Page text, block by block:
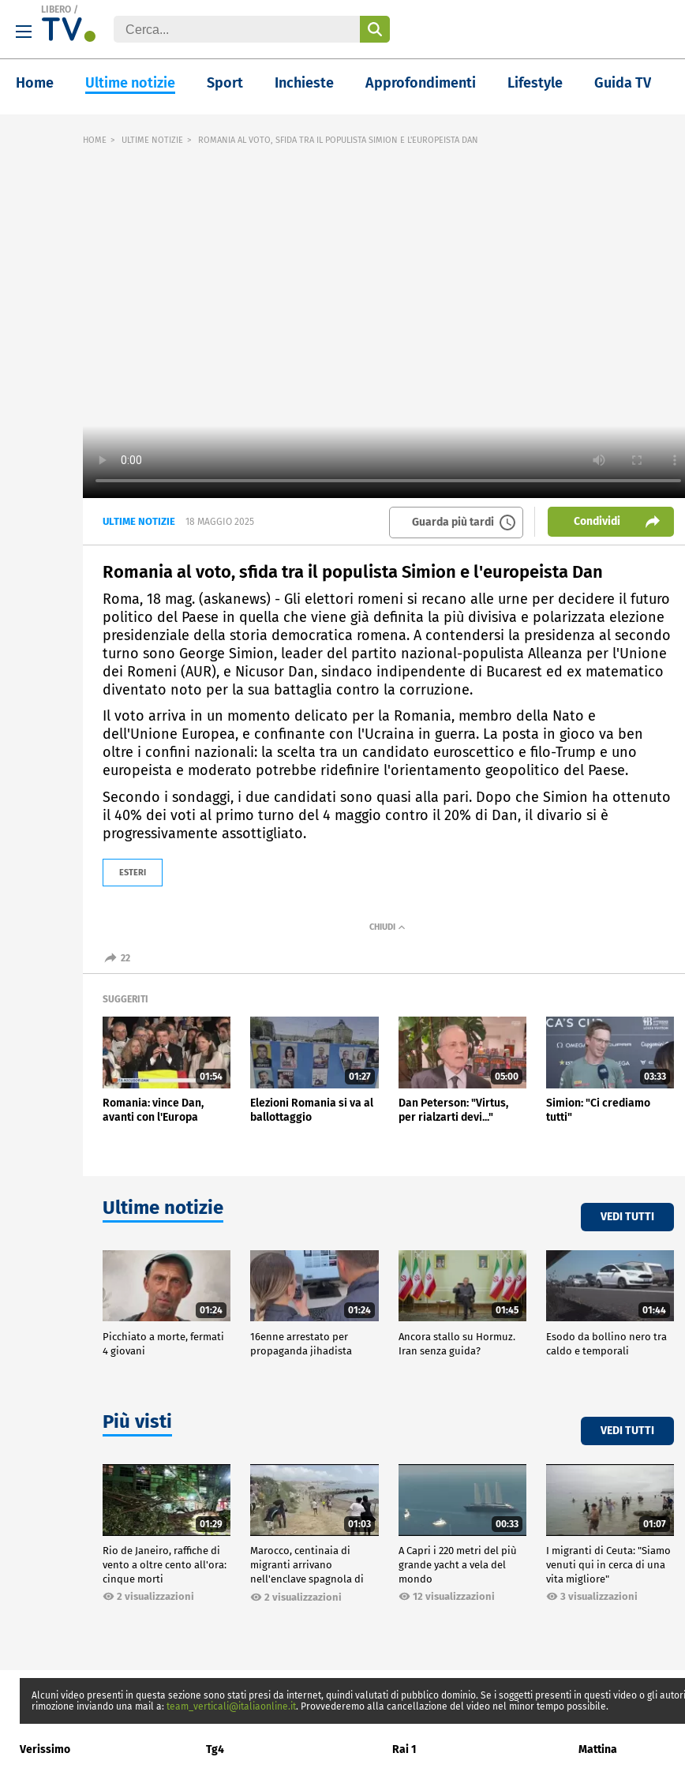
LIBERO /
Home Ultime notizie Sport Inchieste Approfondimenti Lifestyle Guida TV
HOME ULTIME NOTIZIE ROMANIA AL VOTO, SFIDA TRA IL POPULISTA SIMION E L'EUROPEISTA DAN
ULTIME NOTIZIE 18 MAGGIO 2025 Guarda più tardi Condividi
Romania al voto, sfida tra il populista Simion e l'europeista Dan
Roma, 18 mag. (askanews) - Gli elettori romeni si recano alle urne per decidere il futuro
politico del Paese in quella che viene già definita la più divisiva e polarizzata elezione
presidenziale della storia democratica romena. A contendersi la presidenza al secondo
turno sono George Simion, leader del partito nazional-populista Alleanza per l'Unione
dei Romeni (AUR), e Nicusor Dan, sindaco indipendente di Bucarest ed ex matematico
diventato noto per la sua battaglia contro la corruzione.
Il voto arriva in un momento delicato per la Romania, membro della Nato e
dell'Unione Europea, e confinante con l'Ucraina in guerra. La posta in gioco va ben
oltre i confini nazionali: la scelta tra un candidato euroscettico e filo-Trump e uno
europeista e moderato potrebbe ridefinire l'orientamento geopolitico del Paese.
Secondo i sondaggi, i due candidati sono quasi alla pari. Dopo che Simion ha ottenuto
il 40% dei voti al primo turno del 4 maggio contro il 20% di Dan, il divario si è
progressivamente assottigliato.
ESTERI
22
SUGGERITI
01:54
Romania: vince Dan,
avanti con l'Europa
01:27
Elezioni Romania si va al
ballottaggio
05:00
Dan Peterson: "Virtus,
per rialzarti devi..."
03:33
Simion: "Ci crediamo
tutti"
Ultime notizie VEDI TUTTI
01:24
Picchiato a morte, fermati
4 giovani
01:24
16enne arrestato per
propaganda jihadista
01:45
Ancora stallo su Hormuz.
Iran senza guida?
01:44
Esodo da bollino nero tra
caldo e temporali
Più visti VEDI TUTTI
01:29
Rio de Janeiro, raffiche di
vento a oltre cento all'ora:
cinque morti
2 visualizzazioni
01:03
Marocco, centinaia di
migranti arrivano
nell'enclave spagnola di
Ceuta2 visualizzazioni
00:33
A Capri i 220 metri del più
grande yacht a vela del
mondo
12 visualizzazioni
01:07
I migranti di Ceuta: "Siamo
venuti qui in cerca di una
vita migliore"
3 visualizzazioni
Alcuni video presenti in questa sezione sono stati presi da internet, quindi valutati di pubblico dominio. Se i soggetti presenti in questi video o gli
rimozione inviando una mail a: team_verticali@italiaonline.it. Provvederemo alla cancellazione del video nel minor tempo possibile.
Verissimo Tg4 Rai 1 Mattina